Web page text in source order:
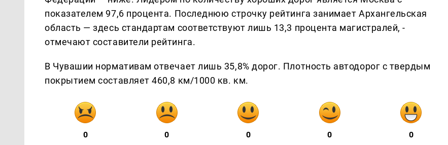
показателем 97,6 процента. Последнюю строчку рейтинга занимает Архангельская
область — здесь стандартам соответствуют лишь 13,3 процента магистралей, -
отмечают составители рейтинга.
В Чувашии нормативам отвечает лишь 35,8% дорог. Плотность автодорог с твердым
покрытием составляет 460,8 км/1000 кв. км.
0 0 0 0 0